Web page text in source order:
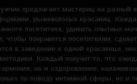
предлагает мастериц на разный
рыжеволосых красавиц.
посетителя, удивить опытных
чтобы понравится посетителям,
в заведение к одной красавице,
Каждый получит то, что
но и оздоровление,
по поводу интимной сферы, но и